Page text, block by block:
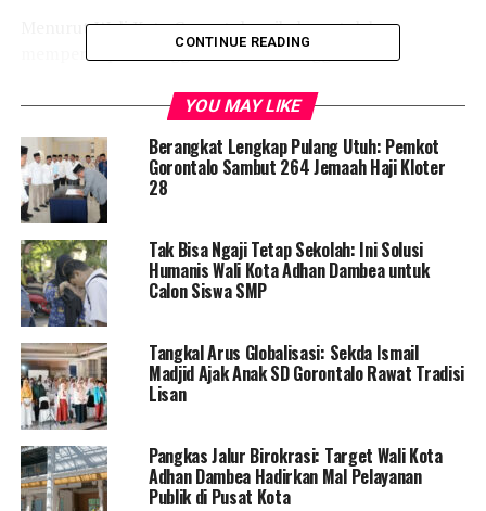
Menurut Wali Kota Gorontalo, pihaknya telah
mempersiapkan anggaran melalui anggaran
untuk menangani warga yang terdampak program
tersebut.
“Kami sudah mempersiapkan anggaran melalui APBD
untuk penanganan dan kami sudah menghitung bahwa
jumlahnya kurang lebih 5,5 miliar. Tapi kami sudah
menyiapkan anggaran 6 miliar untuk menangani warga
yang terdampak program ini,” Jelas Wali Kota Marten
Taha.
”Alhamdulillah, sudah beberapa kali saya turun lapangan
untuk melakukan sosialisasi dan tim kami dari dinas
memberikan edukasi kepada masyarakat, dan
masyarakat sudah siap untuk melakukan pembangunan
peningkatan kualitas kawasan kumuh di Kota
Gorontalo,” Papar Marten.
CONTINUE READING
YOU MAY LIKE
Berangkat Lengkap Pulang Utuh: Pemkot
Gorontalo Sambut 264 Jemaah Haji Kloter
28
Tak Bisa Ngaji Tetap Sekolah: Ini Solusi
Humanis Wali Kota Adhan Dambea untuk
Calon Siswa SMP
Tangkal Arus Globalisasi: Sekda Ismail
Madjid Ajak Anak SD Gorontalo Rawat Tradisi
Lisan
Pangkas Jalur Birokrasi: Target Wali Kota
Adhan Dambea Hadirkan Mal Pelayanan
Publik di Pusat Kota